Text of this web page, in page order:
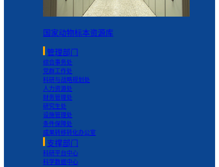
国家动物标本资源库
管理部门
综合事务处
党群工作处
科研与战略规划处
人力资源处
财务管理处
研究生处
设施管理处
条件保障处
成果转移转化办公室
支撑部门
科研平台中心
科学数据中心